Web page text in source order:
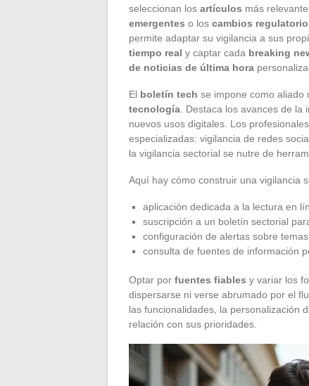
seleccionan los artículos más
emergentes o los cambios
permite adaptar su vigilancia a sus
tiempo real y captar cada breaking
de noticias de última hora
El boletín tech se impone como aliado
tecnología . Destaca los avances de
nuevos usos digitales. Los
especializadas: vigilancia de redes
la vigilancia sectorial se nutre de
Aquí hay cómo construir una vigilancia
aplicación dedicada a la lectura en
suscripción a un boletín sectorial
configuración de alertas sobre
consulta de fuentes de información
Optar por fuentes fiables y variar los
dispersarse ni verse abrumado por el
las funcionalidades, la personalización
relación con sus prioridades.